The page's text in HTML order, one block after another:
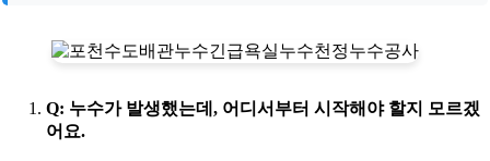
Q: 누수가 발생했는데, 어디서부터 시작해야 할지 모르겠
어요.